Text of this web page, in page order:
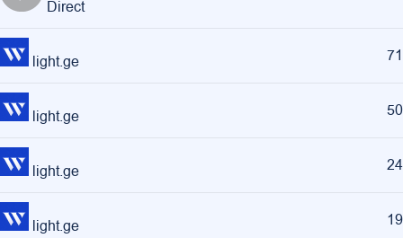
Direct
light.ge 71
light.ge 50
light.ge 24
light.ge 19